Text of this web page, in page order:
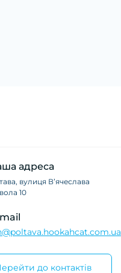
адреса
вулиця Вʼячеслава
10
до контактів